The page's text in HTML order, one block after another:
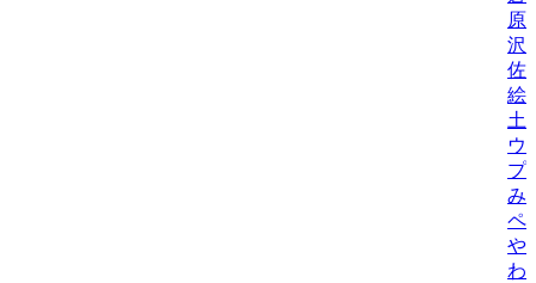
原
沢
佐
絵/
土
ウ
プ
み/
ペ/
や
わ